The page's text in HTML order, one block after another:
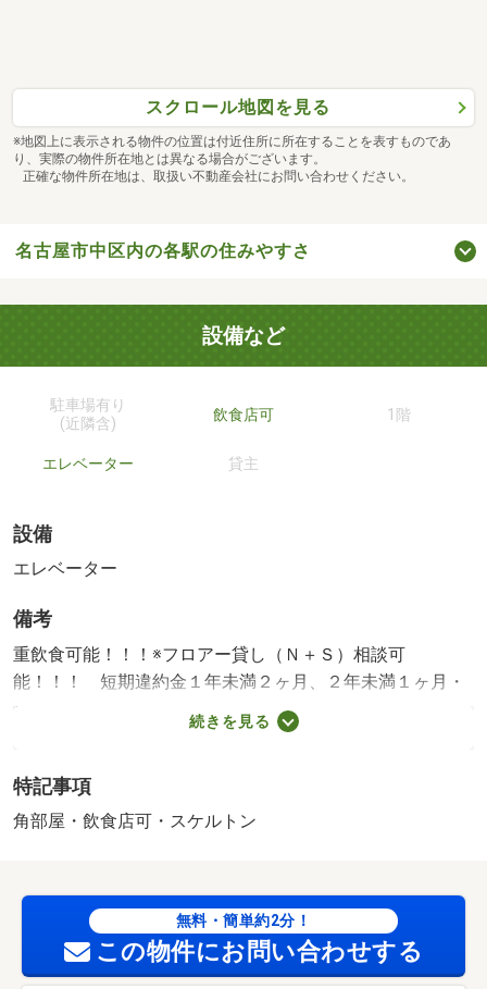
スクロール地図を見る
※地図上に表示される物件の位置は付近住所に所在することを表すものであ
り、実際の物件所在地とは異なる場合がございます。
正確な物件所在地は、取扱い不動産会社にお問い合わせください。
名古屋市中区内の各駅の住みやすさ
設備など
駐車場有り
(近隣含)
飲食店可 1階
エレベーター 貸主
設備
エレベーター
備考
重飲食可能！！！※フロアー貸し（Ｎ＋Ｓ）相談可
能！！！ 短期違約金１年未満２ヶ月、２年未満１ヶ月・
賃貸保証等：加入要（利用必須）・保険等：要（要加
入）・保証金償却補足：（税込）・駅近新築物件です。重
築年月:2027/03新築
続きを見る
特記事項
角部屋・飲食店可・スケルトン
無料・簡単約2分！
この物件にお問い合わせする